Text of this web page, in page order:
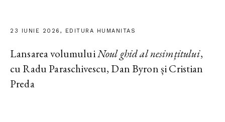
23 IUNIE 2026, EDITURA HUMANITAS
Lansarea volumuluiNoul ghid al nesimțitului,
cu Radu Paraschivescu, Dan Byron și Cristian
Preda